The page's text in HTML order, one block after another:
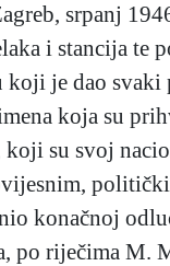
srpanj
i stancija
koji je dao
koja su
su svoj
konačnoj
po riječima M.